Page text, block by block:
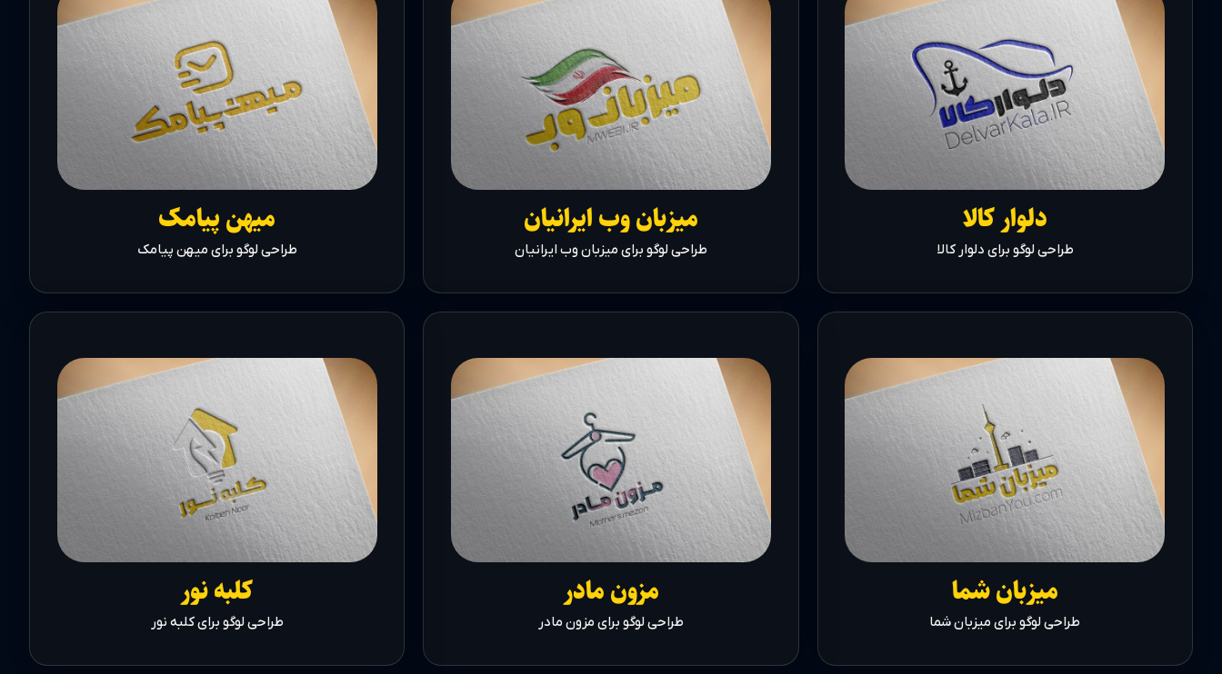
دلوار کالا
طراحی لوگو برای دلوار کالا
میزبان وب ایرانیان
طراحی لوگو برای میزبان وب ایرانیان
میهن پیامک
طراحی لوگو برای میهن پیامک
میزبان شما
طراحی لوگو برای میزبان شما
مزون مادر
طراحی لوگو برای مزون مادر
کلبه نور
طراحی لوگو برای کلبه نور